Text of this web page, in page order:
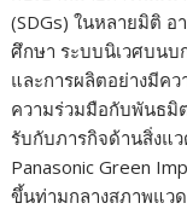
(SDGs) ในหลายมิติ
ศึกษา ระบบนิเวศบนบ
และการผลิตอย่างมีค
ความร่วมมือกับพันธมิ
รับกับภารกิจด้านสิ่งแ
Panasonic Green
ขึ้นท่ามกลางสภาพแว